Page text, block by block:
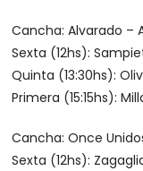
Cancha: Alvarado –
Sexta (12hs):
Quinta (13:30hs):
Primera (15:15hs):
Cancha: Once
Sexta (12hs):